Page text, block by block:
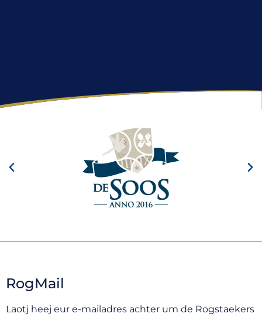
RogMail
Laotj heej eur e-mailadres achter um de Rogstaekers